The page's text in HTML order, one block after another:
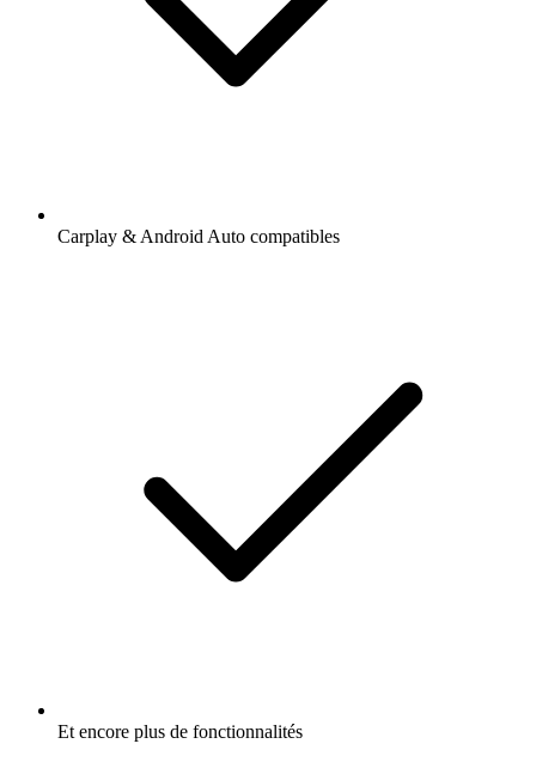
Carplay & Android Auto compatibles
Et encore plus de fonctionnalités